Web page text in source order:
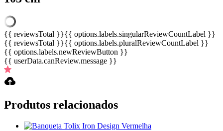
{{ reviewsTotal }}{{ options.labels.singularReviewCountLabel }}
{{ reviewsTotal }}{{ options.labels.pluralReviewCountLabel }}
{{ options.labels.newReviewButton }}
{{ userData.canReview.message }}
Produtos relacionados